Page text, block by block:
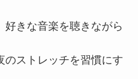
好きな音楽を聴きながら
のストレッチを習慣にす